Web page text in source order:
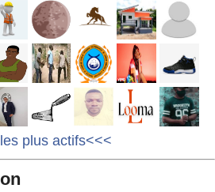
plus actifs<<<